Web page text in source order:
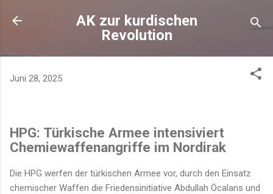
Direkt zum Hauptbereich
AK zur kurdischen
Revolution
Juni 28, 2025
HPG: Türkische Armee intensiviert
Chemiewaffenangriffe im Nordirak
Die HPG werfen der türkischen Armee vor, durch den Einsatz
chemischer Waffen die Friedensinitiative Abdullah Öcalans und